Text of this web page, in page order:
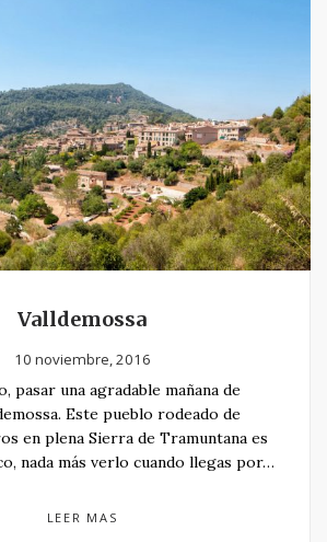
Valldemossa
10 noviembre, 2016
pasar una agradable mañana de
Este pueblo rodeado de
en plena Sierra de Tramuntana es
nada más verlo cuando llegas por…
LEER MAS